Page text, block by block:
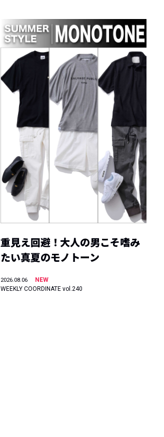
重見え回避！大人の男こそ嗜み
たい真夏のモノトーン
2026.08.06
NEW
WEEKLY COORDINATE vol.240